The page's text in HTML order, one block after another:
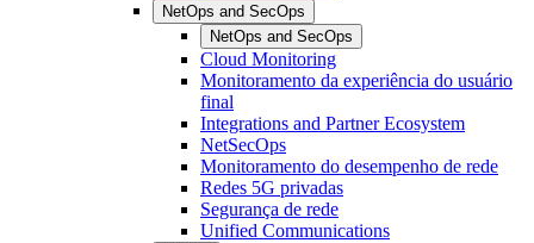
NetOps and SecOps
NetOps and SecOps
Cloud Monitoring
Monitoramento da experiência do usuário
final
Integrations and Partner Ecosystem
NetSecOps
Monitoramento do desempenho de rede
Redes 5G privadas
Segurança de rede
Unified Communications